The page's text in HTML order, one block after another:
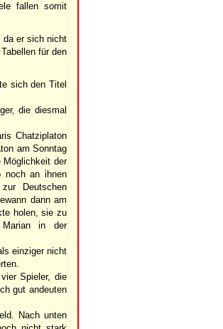
fallen somit
da er sich nicht
für den
sich den Titel
die diesmal
Chatziplaton
am Sonntag
Möglichkeit der
noch an ihnen
Deutschen
dann am
holen, sie zu
in der
einziger nicht
Spieler, die
gut andeuten
Nach unten